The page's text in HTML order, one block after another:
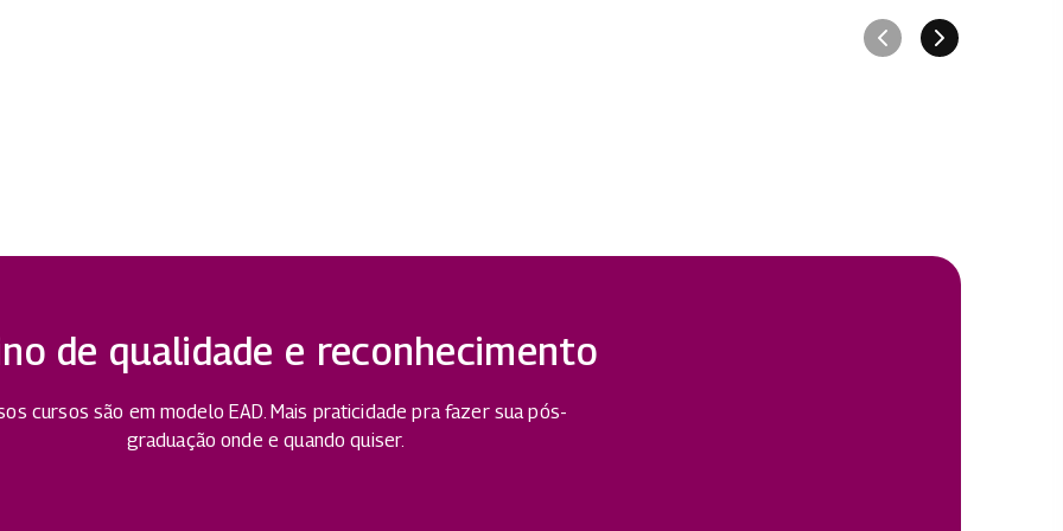
de qualidade e reconhecimento
cursos são em modelo EAD. Mais praticidade pra fazer sua pós-
graduação onde e quando quiser.